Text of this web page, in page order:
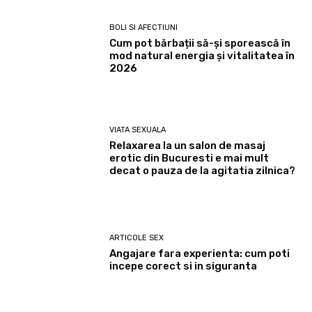
BOLI SI AFECTIUNI
Cum pot bărbații să-și sporească în
mod natural energia și vitalitatea în
2026
VIATA SEXUALA
Relaxarea la un salon de masaj
erotic din Bucuresti e mai mult
decat o pauza de la agitatia zilnica?
ARTICOLE SEX
Angajare fara experienta: cum poti
incepe corect si in siguranta